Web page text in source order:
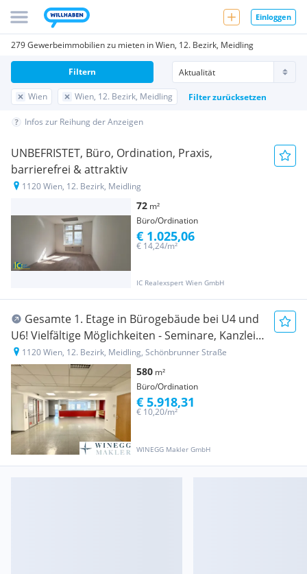
Einloggen
279 Gewerbeimmobilien zu mieten in Wien, 12. Bezirk, Meidling
Wien Wien, 12. Bezirk, Meidling Filter zurücksetzen
Filtern
Infos zur Reihung der Anzeigen
UNBEFRISTET, Büro, Ordination, Praxis,
barrierefrei & attraktiv
1120 Wien, 12. Bezirk, Meidling
72 m²
Büro/Ordination
IC Realexspert Wien GmbH
€ 14,24/m²
€ 1.025,06
Gesamte 1. Etage in Bürogebäude bei U4 und
U6! Vielfältige Möglichkeiten - Seminare, Kanzlei,
Ordination, Studio uvm!
1120 Wien, 12. Bezirk, Meidling, Schönbrunner Straße
580 m²
Büro/Ordination
WINEGG Makler GmbH
€ 10,20/m²
€ 5.918,31